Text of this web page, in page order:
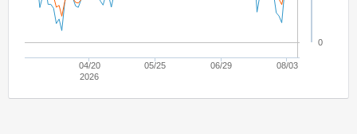
04/20
2026
05/25 06/29 08/03
0